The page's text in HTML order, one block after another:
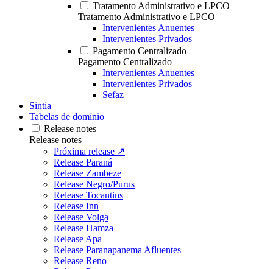
Tratamento Administrativo e LPCO
Tratamento Administrativo e LPCO
Intervenientes Anuentes
Intervenientes Privados
Pagamento Centralizado
Pagamento Centralizado
Intervenientes Anuentes
Intervenientes Privados
Sefaz
Sintia
Tabelas de domínio
Release notes
Release notes
Próxima release ↗
Release Paraná
Release Zambeze
Release Negro/Purus
Release Tocantins
Release Inn
Release Volga
Release Hamza
Release Apa
Release Paranapanema Afluentes
Release Reno